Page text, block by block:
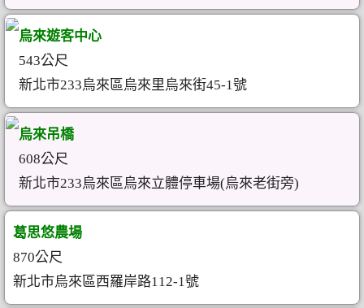
烏來遊客中心
543公尺
新北市233烏來區烏來里烏來街45-1號
烏來吊橋
608公尺
新北市233烏來區烏來立體停車場(烏來老街旁)
葛思悠農場
870公尺
新北市烏來區西羅岸路112-1號